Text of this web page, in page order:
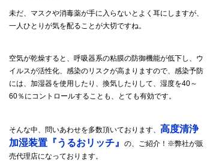
未だ、マスクや消毒薬が手に入らないとよく耳にしますが、
一人ひとりが気を配ることが大切ですね。
空気が乾燥すると、呼吸器系の粘膜の防御機能が低下し、ウ
イルスが活性化、感染のリスクが高まりますので、感染予防
には、加湿器を使用したり、換気したりして、湿度を40～
60％にコントロールすることも、とても有効です。
そんな中、問いあわせを多数頂いております、 高度清浄
加湿装置『うるおリッチ』
の、ご紹介！※弊社が販
売代理店になっております。